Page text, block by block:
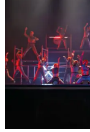
Palmeiras